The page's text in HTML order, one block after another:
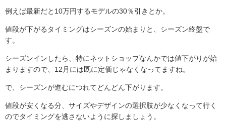
例えば最新だと10万円するモデルの30％引きとか。
値段が下がるタイミングはシーズンの始まりと、シーズン終盤で
す。
シーズンインしたら、特にネットショップなんかでは値下がりが始
まりますので、12月には既に定価じゃなくなってますね。
で、シーズンが進むにつれてどんどん下がります。
値段が安くなる分、サイズやデザインの選択肢が少なくなって行く
のでタイミングを逃さないように探しましょう。